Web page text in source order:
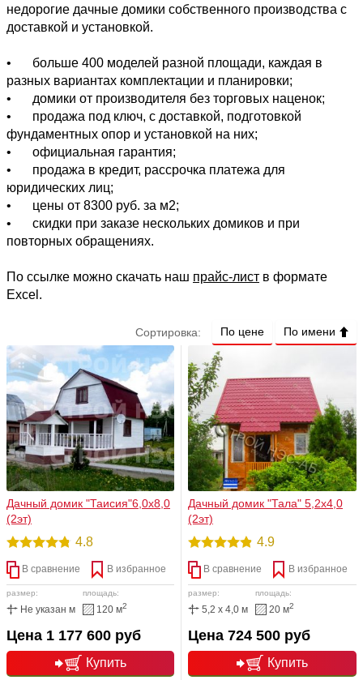
— м2
Планировка
Без перегородок
Обшивка внешняя
Евровагонка (АВ) 16
Обшивка внутренняя
Евровагонка (АВ) 16
Мягкая черепица (базовые цвета)
недорогие дачные домики собственного производства с
доставкой и установкой.
•
больше 400 моделей разной площади, каждая в
разных вариантах комплектации и планировки;
•
домики от производителя без торговых наценок;
•
продажа под ключ, с доставкой, подготовкой
фундаментных опор и установкой на них;
•
официальная гарантия;
•
продажа в кредит, рассрочка платежа для
юридических лиц;
•
цены от 8300 руб. за м2;
•
скидки при заказе нескольких домиков и при
повторных обращениях.
По ссылке можно скачать наш прайс-лист в формате
Excel.
Сортировка: По цене По имени
Дачный домик "Таисия"6,0х8,0
(2эт)
4.8
В сравнение В избранное
размер:
Не указан м
площадь:
120 м2
Купить
Цена 1 177 600 руб
Дачный домик "Тала" 5,2х4,0
(2эт)
4.9
В сравнение В избранное
размер:
5,2 x 4,0 м
площадь:
20 м2
Купить
Цена 724 500 руб